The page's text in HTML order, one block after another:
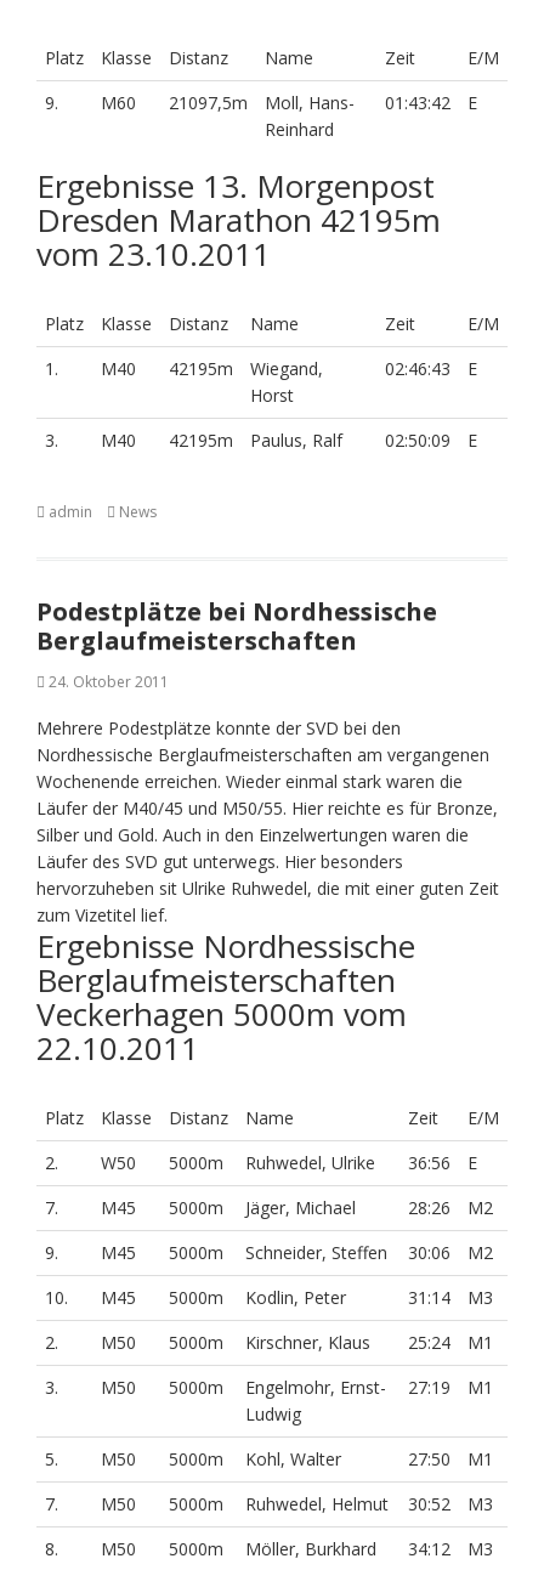
Platz Klasse Distanz Name Zeit
E/M
9.
M60 21097,5m
Moll, Hans-
Reinhard
01:43:42 E
Ergebnisse 13. Morgenpost
Dresden Marathon 42195m
vom 23.10.2011
Platz Klasse Distanz Name Zeit
E/M
1.
M40 42195m
Wiegand,
Horst
02:46:43 E
3. M40 42195m Paulus, Ralf 02:50:09 E
admin News
Podestplätze bei Nordhessische
Berglaufmeisterschaften
24. Oktober 2011
Mehrere Podestplätze konnte der SVD bei den
Nordhessische Berglaufmeisterschaften am vergangenen
Wochenende erreichen. Wieder einmal stark waren die
Läufer der M40/45 und M50/55. Hier reichte es für Bronze,
Silber und Gold. Auch in den Einzelwertungen waren die
Läufer des SVD gut unterwegs. Hier besonders
hervorzuheben sit Ulrike Ruhwedel, die mit einer guten Zeit
zum Vizetitel lief.
Ergebnisse Nordhessische
Berglaufmeisterschaften
Veckerhagen 5000m vom
22.10.2011
Platz Klasse Distanz Name Zeit
E/M
2.
W50 5000m Ruhwedel, Ulrike 36:56
E
7.
M45 5000m Jäger, Michael 28:26
M2
9.
M45 5000m Schneider, Steffen 30:06
M2
10.
M45 5000m Kodlin, Peter 31:14
M3
2.
M50 5000m Kirschner, Klaus 25:24
M1
3.
M50 5000m
Engelmohr, Ernst-
Ludwig
27:19 M1
5. M50 5000m Kohl, Walter 27:50
M1
7.
M50 5000m Ruhwedel, Helmut 30:52
M3
8.
M50 5000m Möller, Burkhard 34:12
M3